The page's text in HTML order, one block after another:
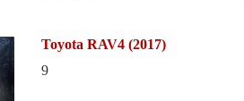
Toyota RAV4 (2017)
9